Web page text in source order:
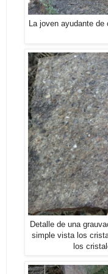
La joven ayudante
Detalle de una
simple vista los
los